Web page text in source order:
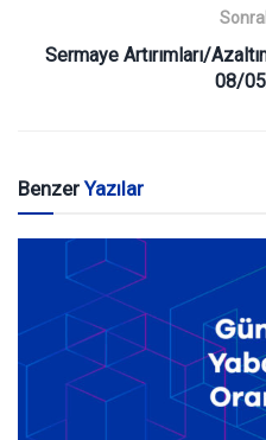
Sermaye Artırımları/
08/
BenzerYazılar